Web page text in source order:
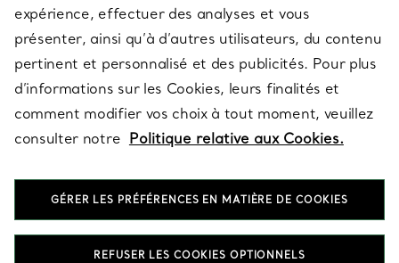
QUESTIONS LÉGALES
SUIVEZ-NOUS
expérience, effectuer des analyses et vous
présenter, ainsi qu’à d’autres utilisateurs, du contenu
pertinent et personnalisé et des publicités. Pour plus
d’informations sur les Cookies, leurs finalités et
comment modifier vos choix à tout moment, veuillez
consulter notre Politique relative aux Cookies.
GÉRER LES PRÉFÉRENCES EN MATIÈRE DE COOKIES
REFUSER LES COOKIES OPTIONNELS